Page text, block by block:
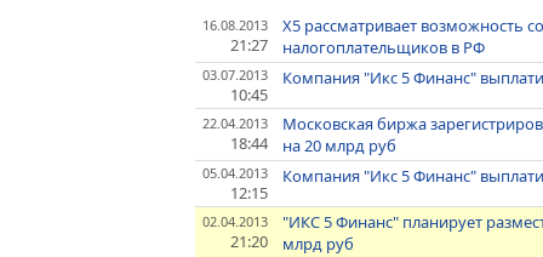
16.08.2013
21:27
X5 рассматривает возможность
налогоплательщиков в РФ
03.07.2013
10:45
Компания "Икс 5 Финанс"
22.04.2013
18:44
Московская биржа
на 20 млрд руб
05.04.2013
12:15
Компания "Икс 5 Финанс"
02.04.2013
21:20
"ИКС 5 Финанс" планирует
млрд руб